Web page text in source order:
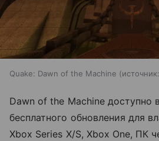
Quake: Dawn of the Machine источник:
Dawn of the Machine доступно
бесплатного обновления для
Xbox Series X/S, Xbox One, ПК